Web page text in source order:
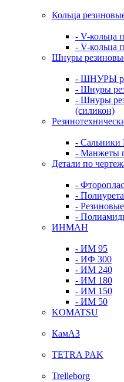
Кольца
- V-кольца
- V-кольца
Шнуры
- ШНУРЫ
- Шнуры
- Шнуры
(силикон)
- Сальники
- Манжеты
Детали по
-
-
- Резиновые
-
ИНМАН
- ИМ 95
- ИФ 300
- ИМ 240
- ИМ 180
- ИМ 150
- ИМ 50
KOMATSU
КамАЗ
TETRA PAK
Trelleborg